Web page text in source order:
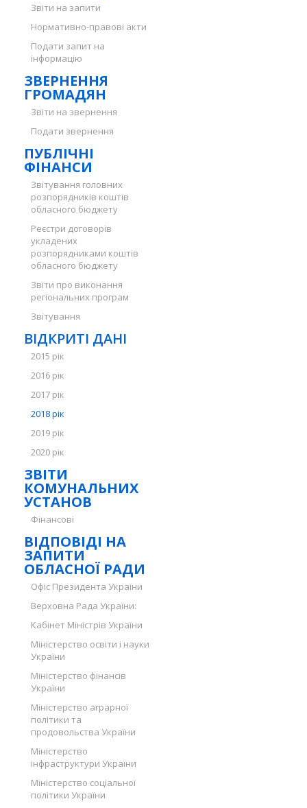
Звіти на запити
Нормативно-правові акти
Подати запит на
інформацію
ЗВЕРНЕННЯ
ГРОМАДЯН
Звіти на звернення
Подати звернення
ПУБЛІЧНІ
ФІНАНСИ
Звітування головних
розпорядників коштів
обласного бюджету
Реєстри договорів
укладених
розпорядниками коштів
обласного бюджету
Звіти про виконання
регіональних програм
Звітування
ВІДКРИТІ ДАНІ
2015 рік
2016 рік
2017 рік
2018 рік
2019 рік
2020 рік
ЗВІТИ
КОМУНАЛЬНИХ
УСТАНОВ
Фінансові
ВІДПОВІДІ НА
ЗАПИТИ
ОБЛАСНОЇ РАДИ
Офіс Президента України
Верховна Рада України:
Кабінет Міністрів України
Міністерство освіти і науки
України
Міністерство фінансів
України
Міністерство аграрної
політики та
продовольства України
Міністерство
інфраструктури України
Міністерство соціальної
політики України